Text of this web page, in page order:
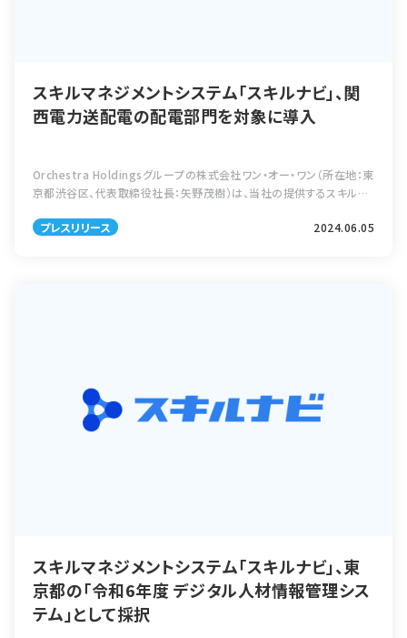
スキルマネジメントシステム「スキルナビ」、関
西電力送配電の配電部門を対象に導入
Orchestra Holdingsグループの株式会社ワン・オー・ワン（所在地：東
京都渋谷区、代表取締役社長：矢野茂樹）は、当社の提供するスキルマ
地：大阪府 […]
プレスリリース 2024.06.05
スキルマネジメントシステム「スキルナビ」、東
京都の「令和6年度 デジタル人材情報管理シス
テム」として採択